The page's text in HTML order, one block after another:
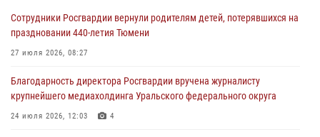
масштабных спортивных событий на Урале
05 августа 2026, 05:22
виновника ДТП
05 августа 2026, 05:15
Сотрудники Росгвардии вернули родителям детей, потерявшихся на
праздновании 440-летия Тюмени
27 июля 2026, 08:27
Благодарность директора Росгвардии вручена журналисту
крупнейшего медиахолдинга Уральского федерального округа
24 июля 2026, 12:03 4